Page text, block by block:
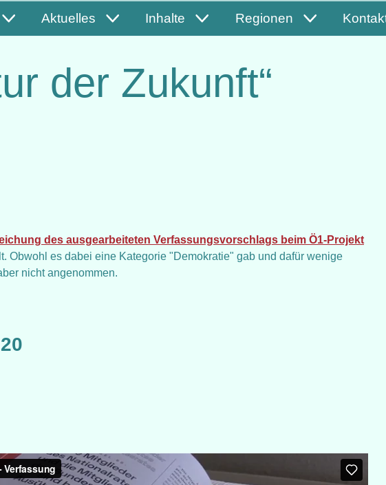
Aktuelles Inhalte Regionen
der Zukunft“
des ausgearbeiteten Verfassungsvorschlags beim Ö1-Projekt
Obwohl es dabei eine Kategorie "Demokratie" gab und dafür wenige
nicht angenommen.